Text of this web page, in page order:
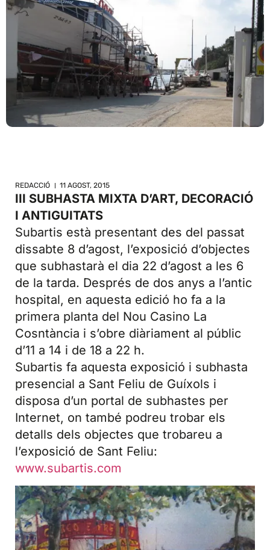
REDACCIÓ 11 AGOST, 2015
III SUBHASTA MIXTA D’ART, DECORACIÓ
I ANTIGUITATS
Subartis està presentant des del passat
dissabte 8 d’agost, l’exposició d’objectes
que subhastarà el dia 22 d’agost a les 6
de la tarda. Després de dos anys a l’antic
hospital, en aquesta edició ho fa a la
primera planta del Nou Casino La
Cosntància i s’obre diàriament al públic
d’11 a 14 i de 18 a 22 h.
Subartis fa aquesta exposició i subhasta
presencial a Sant Feliu de Guíxols i
disposa d’un portal de subhastes per
Internet, on també podreu trobar els
detalls dels objectes que trobareu a
l’exposició de Sant Feliu:
www.subartis.com